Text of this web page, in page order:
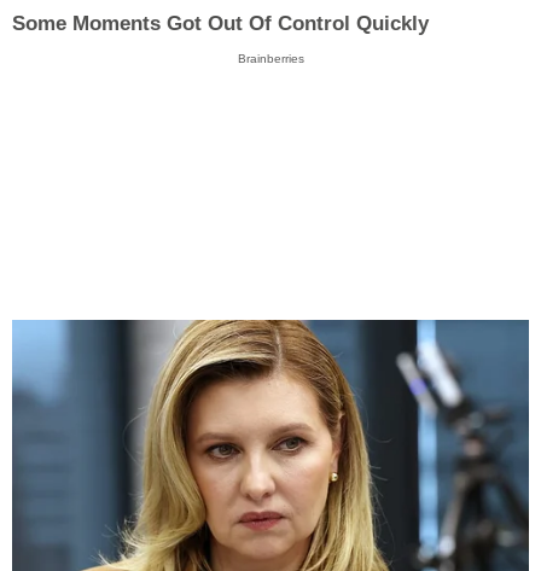
Some Moments Got Out Of Control Quickly
Brainberries